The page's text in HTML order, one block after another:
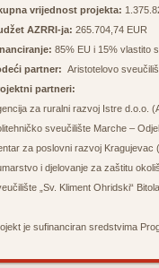
vrijednost projekta:
AZRRI-ja: 265.704,74 EUR
85% EU i 15% vlastito
partner: Aristotelovo
partneri:
za ruralni razvoj Istre d.o.o.
sveučilište Marche –
za poslovni razvoj Kragujevac
i djelovanje za zaštitu
„Sv. Kliment Ohridski“
je sufinanciran sredstvima